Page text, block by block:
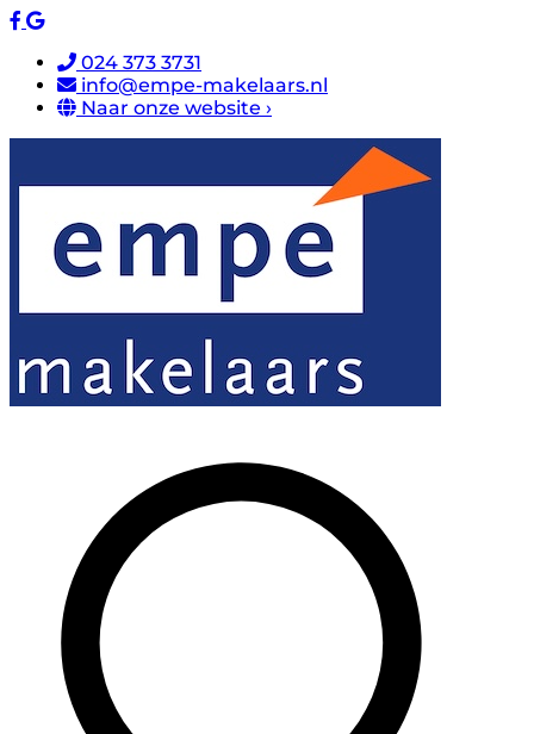
024 373 3731
info@empe-makelaars.nl
Naar onze website ›